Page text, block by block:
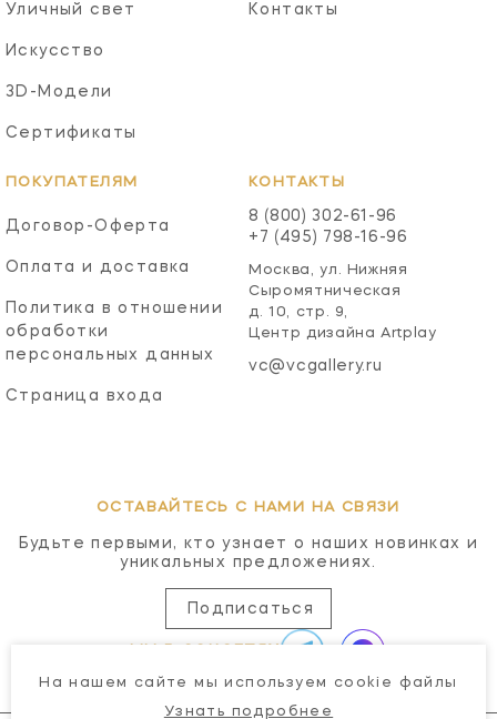
Уличный свет
Искусство
3D-Модели
Сертификаты
Контакты
ПОКУПАТЕЛЯМ
Договор-Оферта
Оплата и доставка
Политика в отношении
обработки
персональных данных
Страница входа
КОНТАКТЫ
8 (800) 302-61-96
+7 (495) 798-16-96
Москва, ул. Нижняя
Сыромятническая
д. 10, стр. 9,
Центр дизайна Artplay
vc@vcgallery.ru
ОСТАВАЙТЕСЬ С НАМИ НА СВЯЗИ
Будьте первыми, кто узнает о наших новинках и
уникальных предложениях.
Подписаться
На нашем сайте мы используем cookie файлы
Узнать подробнее